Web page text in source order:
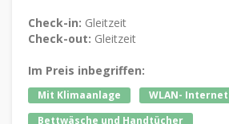
Check-in: Gleitzeit
Check-out: Gleitzeit
Im Preis inbegriffen:
Mit Klimaanlage
WLAN- Internet
Bettwäsche und Handtücher